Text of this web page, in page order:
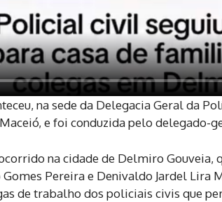
na sede da Delegacia Geral da
Maceió, e foi conduzida pelo delegado-
na cidade de Delmiro Gouveia,
Gomes Pereira e Denivaldo Jardel Lira
de trabalho dos policiais civis que